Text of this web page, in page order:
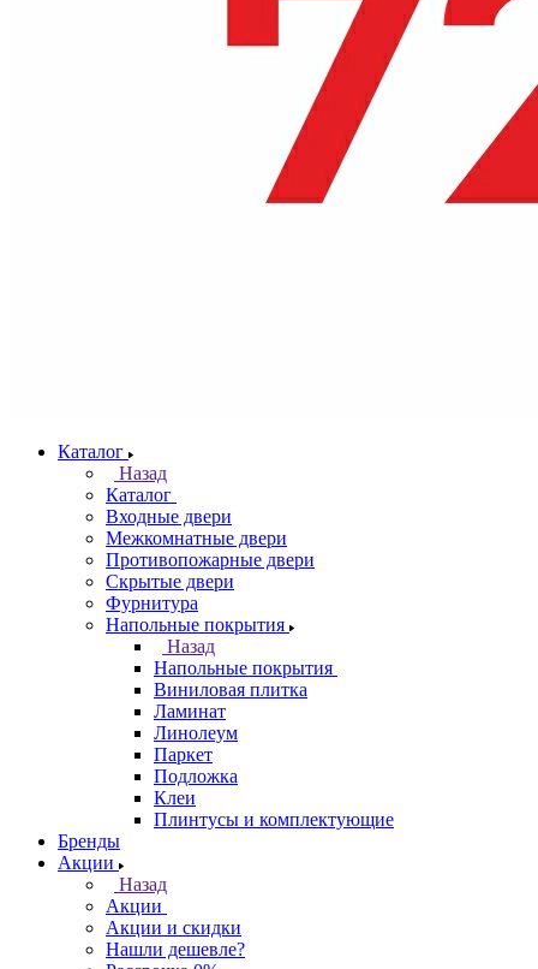
Каталог
Назад
Каталог
Входные двери
Межкомнатные двери
Противопожарные двери
Скрытые двери
Фурнитура
Напольные покрытия
Назад
Напольные покрытия
Виниловая плитка
Ламинат
Линолеум
Паркет
Подложка
Клеи
Плинтусы и комплектующие
Бренды
Акции
Назад
Акции
Акции и скидки
Нашли дешевле?